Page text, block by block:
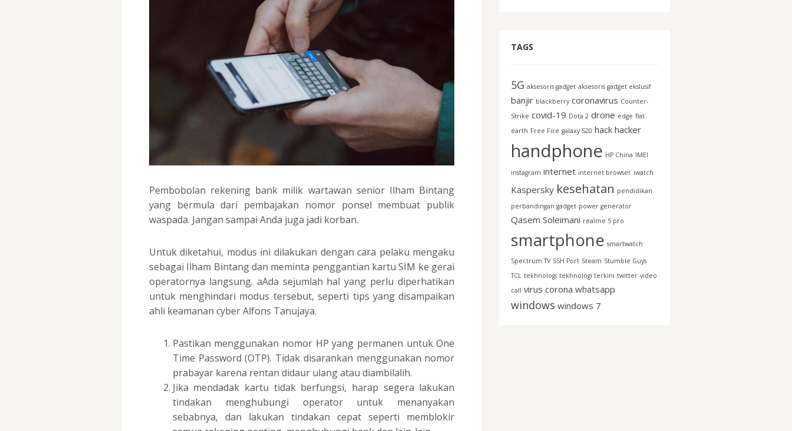
Pembobolan rekening bank milik wartawan senior Ilham Bintang
yang bermula dari pembajakan nomor ponsel membuat publik
waspada. Jangan sampai Anda juga jadi korban.
Untuk diketahui, modus ini dilakukan dengan cara pelaku mengaku
sebagai Ilham Bintang dan meminta penggantian kartu SIM ke gerai
operatornya langsung. aAda sejumlah hal yang perlu diperhatikan
untuk menghindari modus tersebut, seperti tips yang disampaikan
ahli keamanan cyber Alfons Tanujaya.
Pastikan menggunakan nomor HP yang permanen untuk One
Time Password (OTP). Tidak disarankan menggunakan nomor
prabayar karena rentan didaur ulang atau diambilalih.
Jika mendadak kartu tidak berfungsi, harap segera lakukan
tindakan menghubungi operator untuk menanyakan
sebabnya, dan lakukan tindakan cepat seperti memblokir
TAGS
5G aksesoris gadget aksesoris gadget ekslusif
banjir blackberry coronavirus Counter-
Strike covid-19 Dota 2 drone edge flat
earth Free Fire galaxy S20 hack hacker
handphone HP China IMEI
instagram internet internet browser iwatch
Kaspersky kesehatan pendidikan
perbandingan gadget power generator
Qasem Soleimani realme 5 pro
smartphone smartwatch
Spectrum TV SSH Port Steam Stumble Guys
TCL tekhnologi tekhnologi terkini twitter video
call virus corona whatsapp
windows windows 7